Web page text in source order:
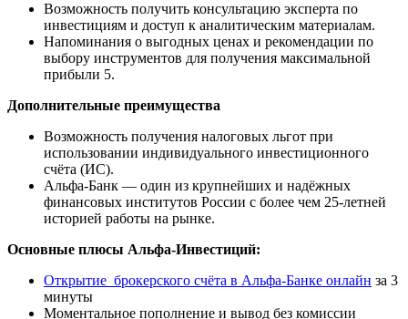
Возможность получить консультацию эксперта по
инвестициям и доступ к аналитическим материалам.
Напоминания о выгодных ценах и рекомендации по
выбору инструментов для получения максимальной
прибыли 5.
Дополнительные преимущества
Возможность получения налоговых льгот при
использовании индивидуального инвестиционного
счёта (ИС).
Альфа-Банк — один из крупнейших и надёжных
финансовых институтов России с более чем 25-летней
историей работы на рынке.
Основные плюсы Альфа-Инвестиций:
Открытие брокерского счёта в Альфа-Банке онлайн за 3
минуты
Моментальное пополнение и вывод без комиссии